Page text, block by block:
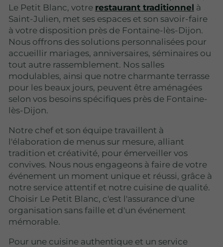
Le Petit Blanc, votre restaurant traditionnel à
Saint-Julien, met ses espaces et son savoir-faire
à votre disposition près de Fontaine-lès-Dijon.
Nous offrons des solutions personnalisées pour
accueillir mariages, anniversaires, séminaires ou
tout autre rassemblement. Nos salles
modulables, ainsi que notre charmante terrasse
pour les beaux jours, peuvent être aménagées
selon vos besoins spécifiques près de Fontaine-
lès-Dijon.
Notre chef et son équipe travaillent à
l'élaboration de menus sur mesure, alliant
tradition et créativité, pour émerveiller vos
convives. Nous nous engageons à faire de votre
événement un moment unique et réussi, grâce à
notre service attentif et notre cuisine de qualité.
Choisir Le Petit Blanc, c'est l'assurance d'une
organisation sans faille et d'un événement
mémorable.
Pour une cuisine authentique et un service